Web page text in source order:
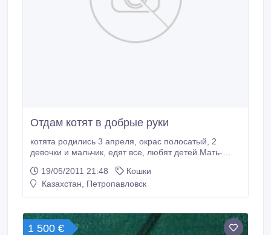
Отдам котят в добрые руки
котята родились 3 апреля, окрас полосатый, 2
девочки и мальчик, едят все, любят детей.Мать-
19/05/2011 21:48
Кошки
Казахстан, Петропавловск
1 500 €